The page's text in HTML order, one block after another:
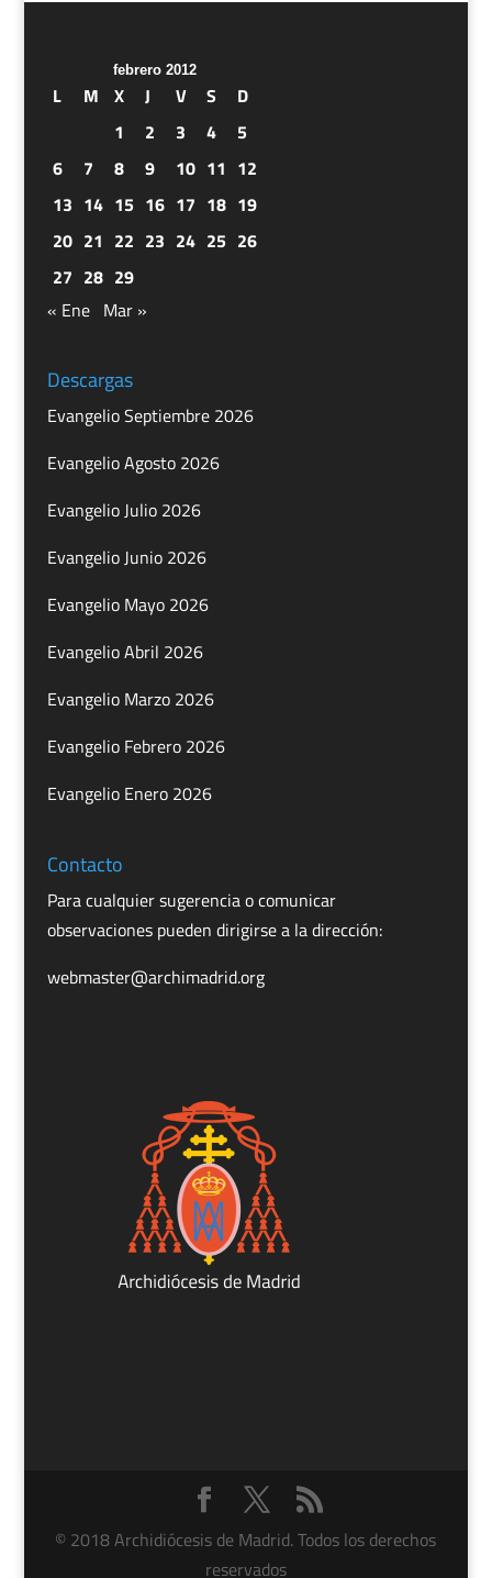
febrero 2012
L M X J V S
D
1
2 3 4
5
6
7 8 9 10 11 12
13 14 15 16 17 18 19
20 21 22 23 24 25 26
27 28 29
« Ene Mar »
Descargas
Evangelio Septiembre 2026
Evangelio Agosto 2026
Evangelio Julio 2026
Evangelio Junio 2026
Evangelio Mayo 2026
Evangelio Abril 2026
Evangelio Marzo 2026
Evangelio Febrero 2026
Evangelio Enero 2026
Contacto
Para cualquier sugerencia o comunicar
observaciones pueden dirigirse a la dirección:
webmaster@archimadrid.org
© 2018 Archidiócesis de Madrid. Todos los derechos
reservados